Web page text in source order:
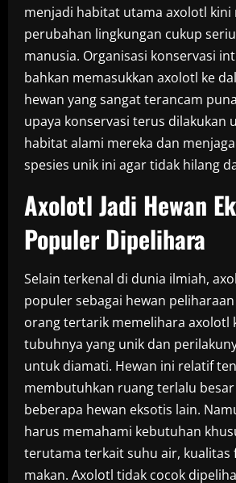
menjadi habitat utama axolotl kini
perubahan lingkungan cukup
manusia. Organisasi konservasi
bahkan memasukkan axolotl ke
hewan yang sangat terancam
upaya konservasi terus dilakukan
habitat alami mereka dan
spesies unik ini agar tidak hilang
Axolotl Jadi Hewan
Populer Dipelihara
Selain terkenal di dunia ilmiah,
populer sebagai hewan
orang tertarik memelihara axolotl
tubuhnya yang unik dan
untuk diamati. Hewan ini relatif
membutuhkan ruang terlalu
beberapa hewan eksotis lain.
harus memahami kebutuhan
terutama terkait suhu air, kualitas
makan. Axolotl tidak cocok